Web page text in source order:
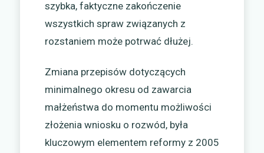
szybka, faktyczne zakończenie
wszystkich spraw związanych z
rozstaniem może potrwać dłużej.
Zmiana przepisów dotyczących
minimalnego okresu od zawarcia
małżeństwa do momentu możliwości
złożenia wniosku o rozwód, była
kluczowym elementem reformy z 2005